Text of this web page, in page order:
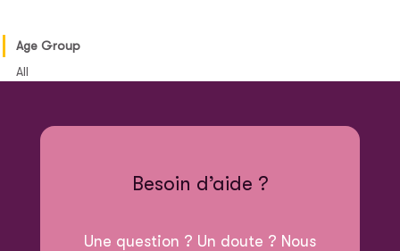
Age Group
All
Besoin d’aide ?
Une question ? Un doute ? Nous